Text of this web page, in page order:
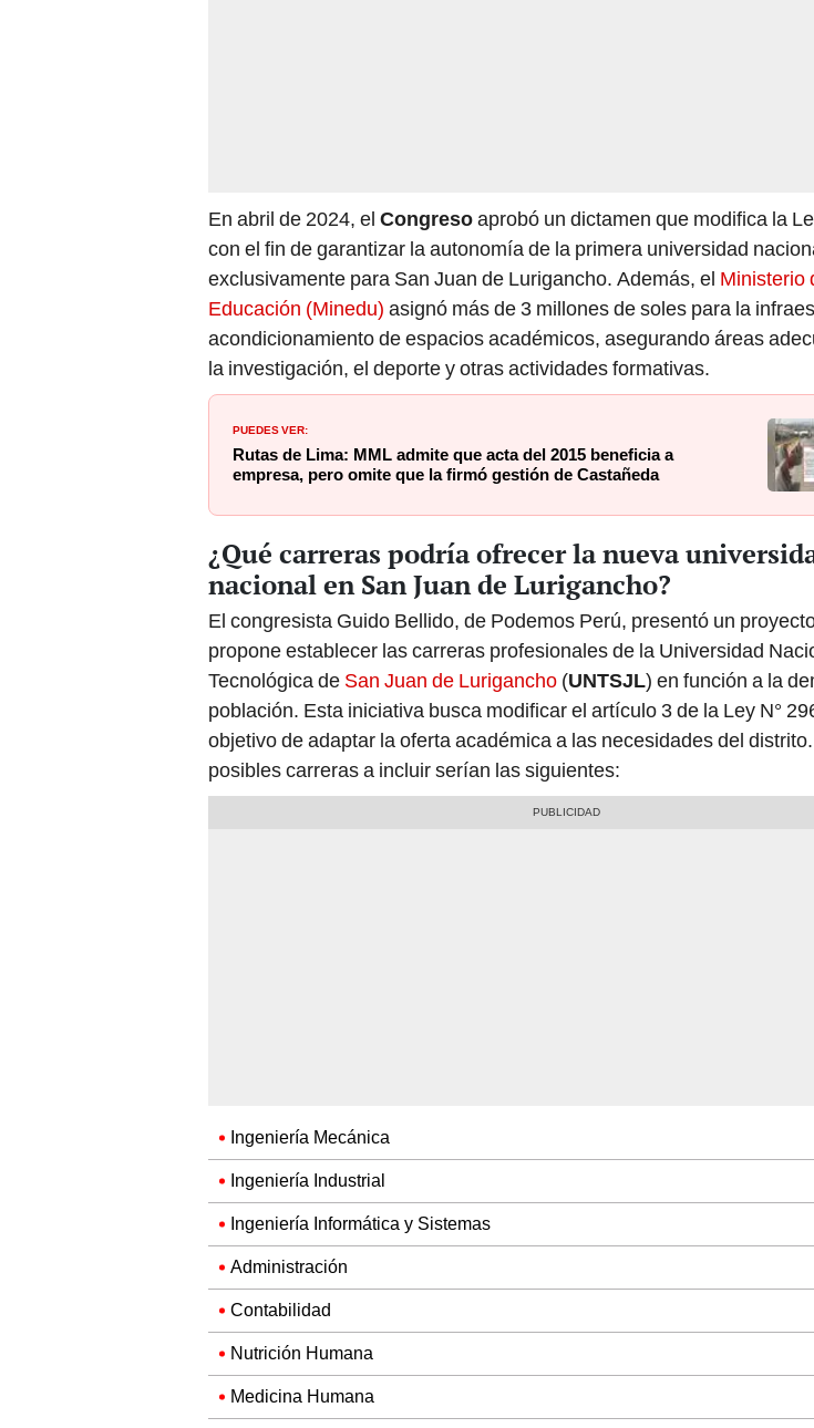
En abril de 2024, el Congresoaprobó un dictamen que modifica la
con el fin de garantizar la autonomía de la primera universidad
exclusivamente para San Juan de Lurigancho. Además, el Ministerio
Educación (Minedu) asignó más de 3 millones de soles para la
acondicionamiento de espacios académicos, asegurando áreas
la investigación, el deporte y otras actividades formativas.
PUEDES VER:
Rutas de Lima: MML admite que acta del 2015 beneficia a
empresa, pero omite que la firmó gestión de Castañeda
¿Qué carreras podría ofrecer la nueva
nacional en San Juan de Lurigancho?
El congresista Guido Bellido, de Podemos Perú, presentó un
propone establecer las carreras profesionales de la Universidad
Tecnológica de San Juan de Lurigancho (UNTSJL) en función a la
población. Esta iniciativa busca modificar el artículo 3 de la Ley N°
objetivo de adaptar la oferta académica a las necesidades del
posibles carreras a incluir serían las siguientes:
Ingeniería Mecánica
Ingeniería Industrial
Ingeniería Informática y Sistemas
Administración
Contabilidad
Nutrición Humana
Medicina Humana